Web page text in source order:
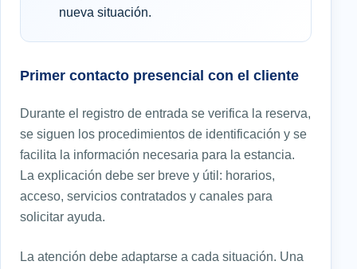
nueva situación.
Primer contacto presencial con el cliente
Durante el registro de entrada se verifica la reserva,
se siguen los procedimientos de identificación y se
facilita la información necesaria para la estancia.
La explicación debe ser breve y útil: horarios,
acceso, servicios contratados y canales para
solicitar ayuda.
La atención debe adaptarse a cada situación. Una